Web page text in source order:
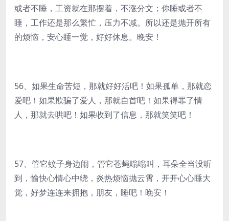
或者不睡，工资就在那摆着，不涨分文；你睡或者不
睡，工作还是那么繁忙，压力不减。所以还是抛开所有
的烦恼，安心睡一觉，好好休息。晚安！
56、如果生命苦短，那就好好活吧！如果孤单，那就恋
爱吧！如果欺骗了爱人，那就自首吧！如果得罪了情
人，那就去哄吧！如果收到了信息，那就笑笑吧！
57、管它蚊子身边闹，管它苍蝇嗡嗡叫，耳朵全当没听
到，愉快心情心中绕，炎热烦恼抛云霄，开开心心睡大
觉，好梦连连来拥抱，朋友，睡吧！晚安！